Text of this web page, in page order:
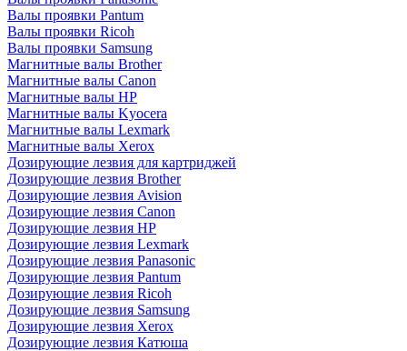
Валы проявки Pantum
Валы проявки Ricoh
Валы проявки Samsung
Магнитные валы Brother
Магнитные валы Canon
Магнитные валы HP
Магнитные валы Kyocera
Магнитные валы Lexmark
Магнитные валы Xerox
Дозирующие лезвия для картриджей
Дозирующие лезвия Brother
Дозирующие лезвия Avision
Дозирующие лезвия Canon
Дозирующие лезвия HP
Дозирующие лезвия Lexmark
Дозирующие лезвия Panasonic
Дозирующие лезвия Pantum
Дозирующие лезвия Ricoh
Дозирующие лезвия Samsung
Дозирующие лезвия Xerox
Дозирующие лезвия Катюша